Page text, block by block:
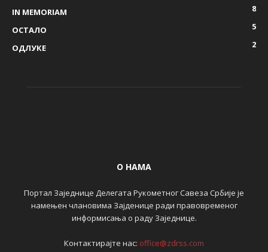
IN MEMORIAM
8
ОСТАЛО
5
ОДЛУКЕ
2
О НАМА
Портал Заједнице Делегата Рукометног Савеза Србије је
намењен члановима Зајденице ради правовременог
информисања о раду Заједнице.
Контактирајте нас: office@zdrss.com